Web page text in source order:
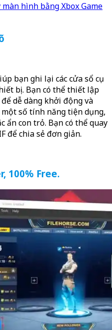
hình bằng Xbox Game
bạn ghi lại các cửa sổ cụ
bị. Bạn có thể thiết lập
dễ dàng khởi động và
một số tính năng tiện dụng,
ẩn con trỏ. Bạn có thể quay
để chia sẻ đơn giản.
100% Free.